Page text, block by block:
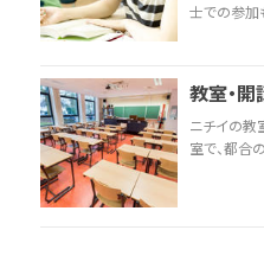
士での参加
教室・
ニチイの教
室で、都合